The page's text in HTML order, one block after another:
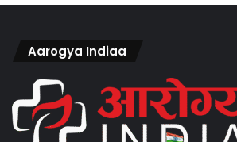
Aarogya Indiaa